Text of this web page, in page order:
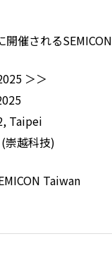
催される
＞＞
Taipei
崇越科技)
Taiwan